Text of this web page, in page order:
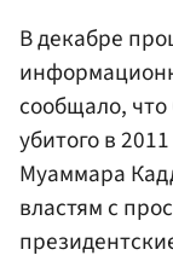
В декабре
сообщало,
убитого в
Муаммара
властям с